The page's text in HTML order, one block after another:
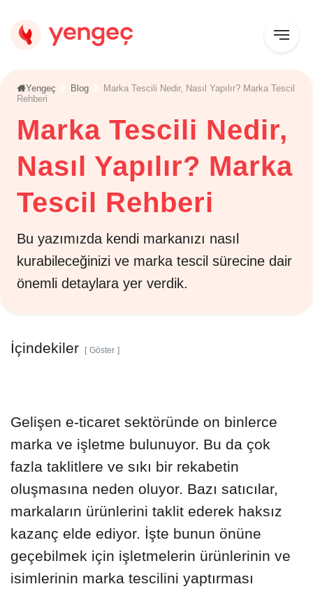
Yengeç Blog
Marka Tescili Nedir, Nasıl Yapılır? Marka Tescil
Rehberi
Marka Tescili Nedir,
Nasıl Yapılır? Marka
Tescil Rehberi
Bu yazımızda kendi markanızı nasıl
kurabileceğinizi ve marka tescil sürecine dair
önemli detaylara yer verdik.
Gelişen e-ticaret sektöründe on binlerce
marka ve işletme bulunuyor. Bu da çok
fazla taklitlere ve sıkı bir rekabetin
oluşmasına neden oluyor. Bazı satıcılar,
markaların ürünlerini taklit ederek haksız
kazanç elde ediyor. İşte bunun önüne
geçebilmek için işletmelerin ürünlerinin ve
isimlerinin marka tescilini yaptırması
İçindekiler Göster